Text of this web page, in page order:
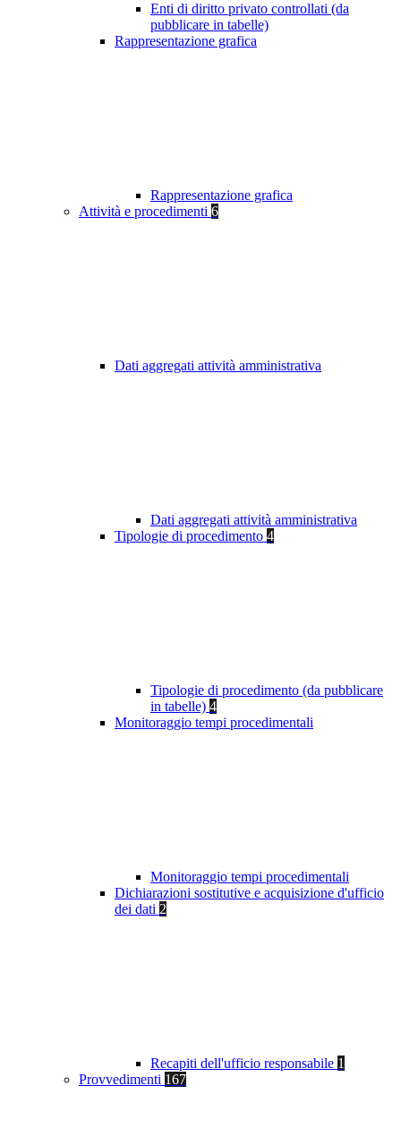
Enti di diritto privato controllati (da
pubblicare in tabelle)
Rappresentazione grafica
Rappresentazione grafica
Attività e procedimenti 6
Dati aggregati attività amministrativa
Dati aggregati attività amministrativa
Tipologie di procedimento 4
Tipologie di procedimento (da pubblicare
in tabelle) 4
Monitoraggio tempi procedimentali
Monitoraggio tempi procedimentali
Dichiarazioni sostitutive e acquisizione d'ufficio
dei dati 2
Recapiti dell'ufficio responsabile 1
Provvedimenti 167